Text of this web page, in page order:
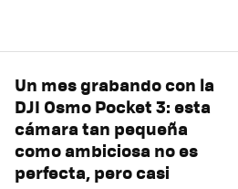
Un mes grabando con la
DJI Osmo Pocket 3: esta
cámara tan pequeña
como ambiciosa no es
perfecta, pero casi